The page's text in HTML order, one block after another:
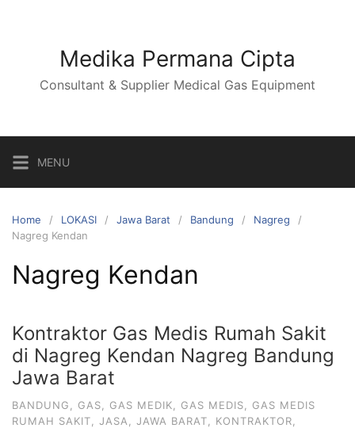
Medika Permana Cipta
Consultant & Supplier Medical Gas Equipment
MENU
Home LOKASI Jawa Barat Bandung
Nagreg
Nagreg Kendan
Nagreg Kendan
Kontraktor Gas Medis Rumah Sakit
di Nagreg Kendan Nagreg Bandung
Jawa Barat
BANDUNG GAS GAS MEDIK GAS MEDIS
GAS MEDIS
RUMAH SAKIT
JASA JAWA BARAT KONTRAKTOR